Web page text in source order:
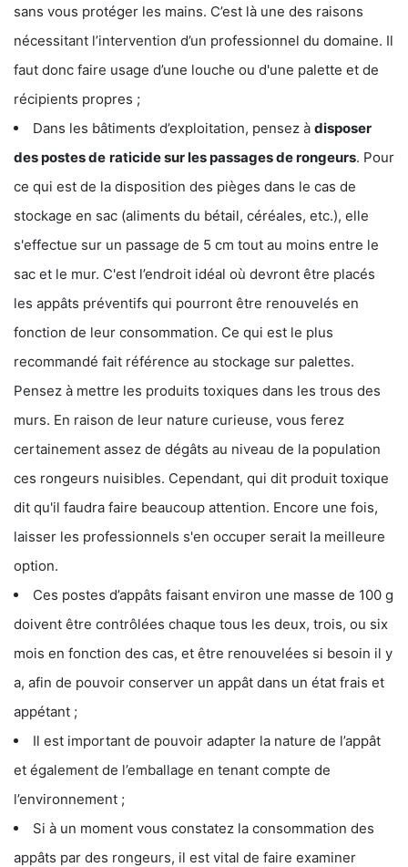
sans vous protéger les mains. C’est là une des raisons
nécessitant l’intervention d’un professionnel du domaine. Il
faut donc faire usage d’une louche ou d'une palette et de
récipients propres ;
Dans les bâtiments d’exploitation, pensez à disposer
des postes de raticide sur les passages de rongeurs. Pour
ce qui est de la disposition des pièges dans le cas de
stockage en sac (aliments du bétail, céréales, etc.), elle
s'effectue sur un passage de 5 cm tout au moins entre le
sac et le mur. C'est l’endroit idéal où devront être placés
les appâts préventifs qui pourront être renouvelés en
fonction de leur consommation. Ce qui est le plus
recommandé fait référence au stockage sur palettes.
Pensez à mettre les produits toxiques dans les trous des
murs. En raison de leur nature curieuse, vous ferez
certainement assez de dégâts au niveau de la population
ces rongeurs nuisibles. Cependant, qui dit produit toxique
dit qu'il faudra faire beaucoup attention. Encore une fois,
laisser les professionnels s'en occuper serait la meilleure
option.
Ces postes d’appâts faisant environ une masse de 100 g
doivent être contrôlées chaque tous les deux, trois, ou six
mois en fonction des cas, et être renouvelées si besoin il y
a, afin de pouvoir conserver un appât dans un état frais et
appétant ;
Il est important de pouvoir adapter la nature de l’appât
et également de l’emballage en tenant compte de
l’environnement ;
Si à un moment vous constatez la consommation des
appâts par des rongeurs, il est vital de faire examiner